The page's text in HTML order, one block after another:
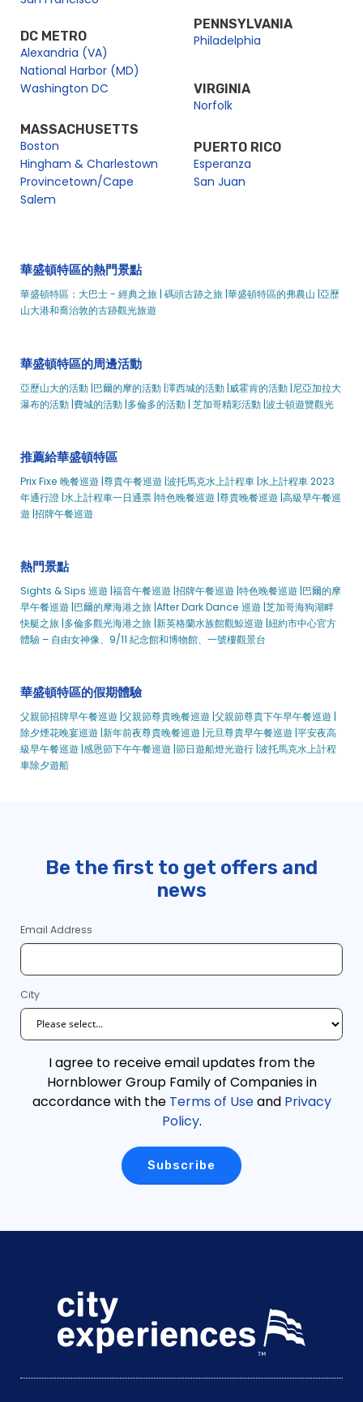
尊貴晚餐巡遊 |城市游輪 ™
尊貴煙花晚餐巡遊
Prix Fixe 晚餐巡遊
餐廳周晚餐巡遊 - 華盛頓特區 |城市游輪 ™
華盛頓特區的週六福音午餐巡遊 |城市體驗
Senior Bingo Lunch Cruise | City Cruises
華盛頓特區觀光與旅遊
亞歷山德里亞到喬治敦水上計程車（和反向）|城市游輪
招牌午餐巡遊 |城市游輪 ™
周日與華盛頓特區的聖誕老人游輪共進午餐 |城市體驗
為期兩周的特別游輪
情人節高級早午餐巡遊 |城市游輪 ™
情人節招牌午餐巡遊 |城市游輪 ™
華盛頓特區在五次巡航后還活著
華盛頓特區父親節早午餐巡遊提前 |城市游輪 ™
華盛頓特區陣亡將士紀念日晚餐巡遊 |城市游輪
華盛頓特區除夕煙花盛宴 |城市游輪 ™
華盛頓特區 7 月 4 日午餐巡遊
華盛頓特區城市艦隊
Admiral Tilp – 城市游輪
資本精英
櫻花
克裡斯汀小姐
國家精英
華盛頓特區公司活動
華盛頓特區團體活動
華盛頓特區假日游輪
華盛頓特區假日活動
華盛頓特區招牌早午餐巡遊 |城市游輪 ™
華盛頓特區社交活動
碼頭燈光遊行 – 碼頭觀景船
Essential Smithsonian Tour with NMAAHC Timed Entry
喬治敦遺產運河遊船之旅
DC METRO
Alexandria (VA)
National Harbor (MD)
Washington DC
MASSACHUSETTS
Boston
Hingham & Charlestown
Provincetown/Cape
Salem
PENNSYLVANIA
Philadelphia
VIRGINIA
Norfolk
PUERTO RICO
Esperanza
San Juan
華盛頓特區的熱門景點
華盛頓特區：大巴士 - 經典之旅 | 碼頭古跡之旅 |華盛頓特區的弗農山 |亞歷
山大港和喬治敦的古跡觀光旅遊
華盛頓特區的周邊活動
亞歷山大的活動 |巴爾的摩的活動 |澤西城的活動 |威霍肯的活動 |尼亞加拉大
瀑布的活動 |費城的活動 |多倫多的活動 | 芝加哥精彩活動 |波士頓遊覽觀光
推薦給華盛頓特區
Prix Fixe 晚餐巡遊 |尊貴午餐巡遊 |波托馬克水上計程車 |水上計程車 2023
年通行證 |水上計程車一日通票 |特色晚餐巡遊 |尊貴晚餐巡遊 |高級早午餐巡
遊 |招牌午餐巡遊
熱門景點
Sights & Sips 巡遊 |福音午餐巡遊 |招牌午餐巡遊 |特色晚餐巡遊 |巴爾的摩
早午餐巡遊 |巴爾的摩海港之旅 |After Dark Dance 巡遊 |芝加哥海狗湖畔
快艇之旅 |多倫多觀光海港之旅 |新英格蘭水族館觀鯨巡遊 |紐約市中心官方
體驗 – 自由女神像、9/11 紀念館和博物館、一號樓觀景台
華盛頓特區的假期體驗
父親節招牌早午餐巡遊 |父親節尊貴晚餐巡遊 |父親節尊貴下午早午餐巡遊 |
除夕煙花晚宴巡遊 |新年前夜尊貴晚餐巡遊 |元旦尊貴早午餐巡遊 |平安夜高
級早午餐巡遊 |感恩節下午午餐巡遊 |節日遊船燈光遊行 |波托馬克水上計程
車除夕遊船
Be the first to get offers and
news
Email Address
City
I agree to receive email updates from the
Hornblower Group Family of Companies in
accordance with the Terms of Useand Privacy
Policy.